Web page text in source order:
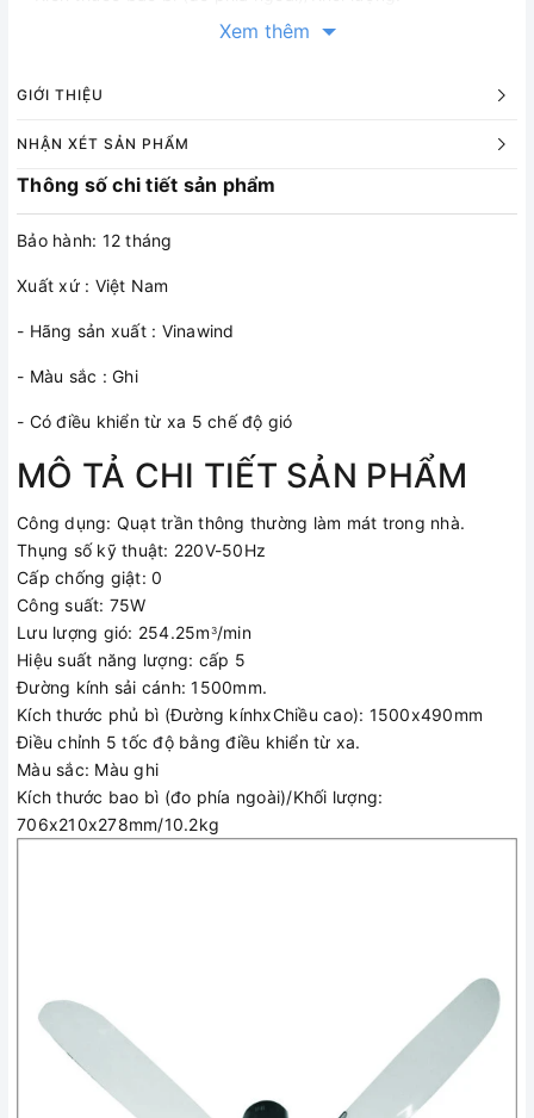
706x210x278mm/10.2kg
Quạt trần 5 cánh điện cơ thống nhất vinawind có điều khiển
xa chính hãng giá rẻ có hóa đơn Vat
Chúng tôi bán quạt vinawind chính hãng có vat , có đầy đủ
phiếu xuất xưởng và phiếu đảm bảo chất lượng của nhà máy
điện cơ thống nhất
Xem thêm
GIỚI THIỆU
NHẬN XÉT SẢN PHẨM
Thông số chi tiết sản phẩm
Bảo hành: 12 tháng
Xuất xứ : Việt Nam
- Hãng sản xuất : Vinawind
- Màu sắc : Ghi
- Có điều khiển từ xa 5 chế độ gió
MÔ TẢ CHI TIẾT SẢN PHẨM
Công dụng: Quạt trần thông thường làm mát trong nhà.
Thụng số kỹ thuật: 220V-50Hz
Cấp chống giật: 0
Công suất: 75W
Lưu lượng gió: 254.25m 3/min
Hiệu suất năng lượng: cấp 5
Đường kính sải cánh: 1500mm.
Kích thước phủ bì (Đường kínhxChiều cao): 1500x490mm
Điều chỉnh 5 tốc độ bằng điều khiển từ xa.
Màu sắc: Màu ghi
Kích thước bao bì (đo phía ngoài)/Khối lượng:
706x210x278mm/10.2kg